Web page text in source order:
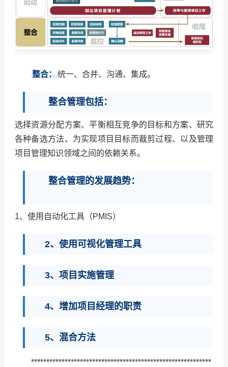
整合：统一、合并、沟通、集成。
整合管理包括：
选择资源分配方案、平衡相互竞争的目标和方案、研究
各种备选方法、为实现项目目标而裁剪过程、以及管理
项目管理知识领域之间的依赖关系。
整合管理的发展趋势：
1、使用自动化工具（PMIS）
2、使用可视化管理工具
3、项目实施管理
4、增加项目经理的职责
5、混合方法
***********************************************************